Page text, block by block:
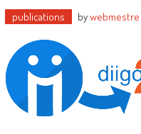
publications bywebmestre